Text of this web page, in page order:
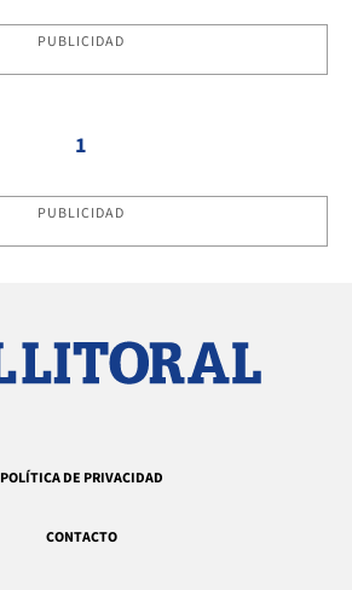
PUBLICIDAD
1
PUBLICIDAD
POLÍTICA DE PRIVACIDAD
CONTACTO